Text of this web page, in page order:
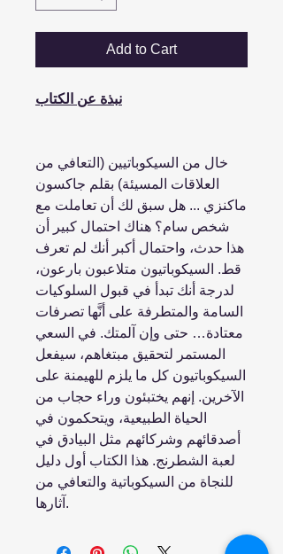
Add to Cart
نبذة عن الكتاب
خال من السيكوباتيين (التعافي من
العلاقات المسيئة) بقلم جاكسون
ماكنزي ... هل سبق لك أن تعاملت مع
شخص سام؟ هناك احتمال كبير أن
هذا حدث، واحتمال أكبر أنك لم تعرف
قط. السيكوباتيون متلاعبون بارعون،
لدرجة أنك تبدأ في قبول السلوكيات
السامة والمتطرفة على أنَّها تصرفات
معتادة… حتى وإن آلمتك. في السعي
المستمر لتحقيق مبتغاهم، سيفعل
السيكوباتيون كل ما يلزم للهيمنة على
الآخرين. إنهم يختبئون وراء حجاب من
الحياة الطبيعية، ويتحكمون في
أصدقائهم وشركائهم مثل البيادق في
لعبة الشطرنج. هذا الكتاب أول دليل
للنجاة من السيكوباتية والتعافي من
آثارها.